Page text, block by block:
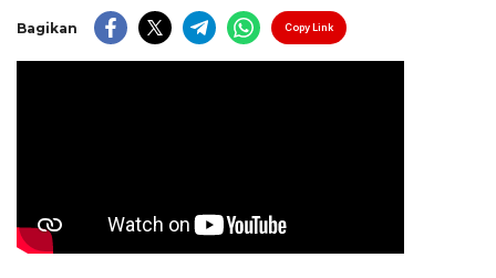
Bagikan Copy Link